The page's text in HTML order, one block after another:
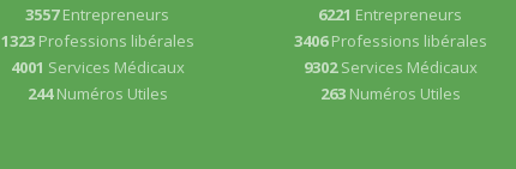
3557Entrepreneurs
1323 Professions libérales
4001 Services Médicaux
244Numéros Utiles
6221 Entrepreneurs
3406Professions libérales
9302Services Médicaux
263 Numéros Utiles